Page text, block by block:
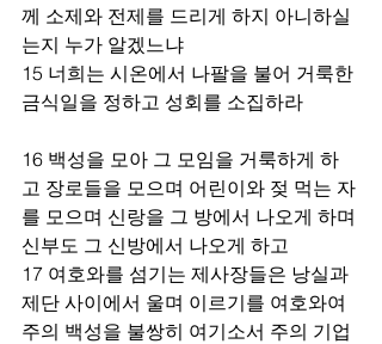
께 소제와 전제를 드리게 하지 아니하실
는지 누가 알겠느냐
15 너희는 시온에서 나팔을 불어 거룩한
금식일을 정하고 성회를 소집하라
16 백성을 모아 그 모임을 거룩하게 하
고 장로들을 모으며 어린이와 젖 먹는 자
를 모으며 신랑을 그 방에서 나오게 하며
신부도 그 신방에서 나오게 하고
17 여호와를 섬기는 제사장들은 낭실과
제단 사이에서 울며 이르기를 여호와여
주의 백성을 불쌍히 여기소서 주의 기업